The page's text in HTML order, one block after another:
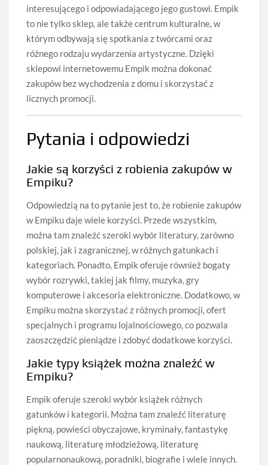
interesującego i odpowiadającego jego gustowi. Empik
to nie tylko sklep, ale także centrum kulturalne, w
którym odbywają się spotkania z twórcami oraz
różnego rodzaju wydarzenia artystyczne. Dzięki
sklepowi internetowemu Empik można dokonać
zakupów bez wychodzenia z domu i skorzystać z
licznych promocji.
Pytania i odpowiedzi
Jakie są korzyści z robienia zakupów w
Empiku?
Odpowiedzią na to pytanie jest to, że robienie zakupów
w Empiku daje wiele korzyści. Przede wszystkim,
można tam znaleźć szeroki wybór literatury, zarówno
polskiej, jak i zagranicznej, w różnych gatunkach i
kategoriach. Ponadto, Empik oferuje również bogaty
wybór rozrywki, takiej jak filmy, muzyka, gry
komputerowe i akcesoria elektroniczne. Dodatkowo, w
Empiku można skorzystać z różnych promocji, ofert
specjalnych i programu lojalnościowego, co pozwala
zaoszczędzić pieniądze i zdobyć dodatkowe korzyści.
Jakie typy książek można znaleźć w
Empiku?
Empik oferuje szeroki wybór książek różnych
gatunków i kategorii. Można tam znaleźć literaturę
piękną, powieści obyczajowe, kryminały, fantastykę
naukową, literaturę młodzieżową, literaturę
popularnonaukową, poradniki, biografie i wiele innych.